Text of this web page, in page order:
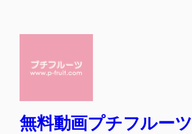
無料動画プチフルーツ